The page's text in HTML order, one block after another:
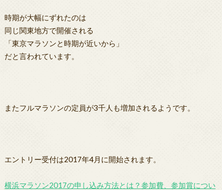
時期が大幅にずれたのは
同じ関東地方で開催される
「東京マラソンと時期が近いから」
だと言われています。
またフルマラソンの定員が3千人も増加されるようです。
エントリー受付は2017年4月に開始されます。
横浜マラソン2017の申し込み方法とは？参加費、参加賞につい